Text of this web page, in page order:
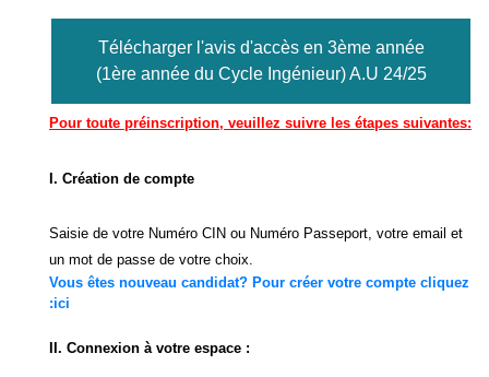
Télécharger l'avis d'accès en 3ème année
(1ère année du Cycle Ingénieur) A.U 24/25
Pour toute préinscription, veuillez suivre les étapes suivantes:
I. Création de compte
Saisie de votre Numéro CIN ou Numéro Passeport, votre email et
un mot de passe de votre choix.
Vous êtes nouveau candidat? Pour créer votre compte cliquez
:ici
II. Connexion à votre espace :